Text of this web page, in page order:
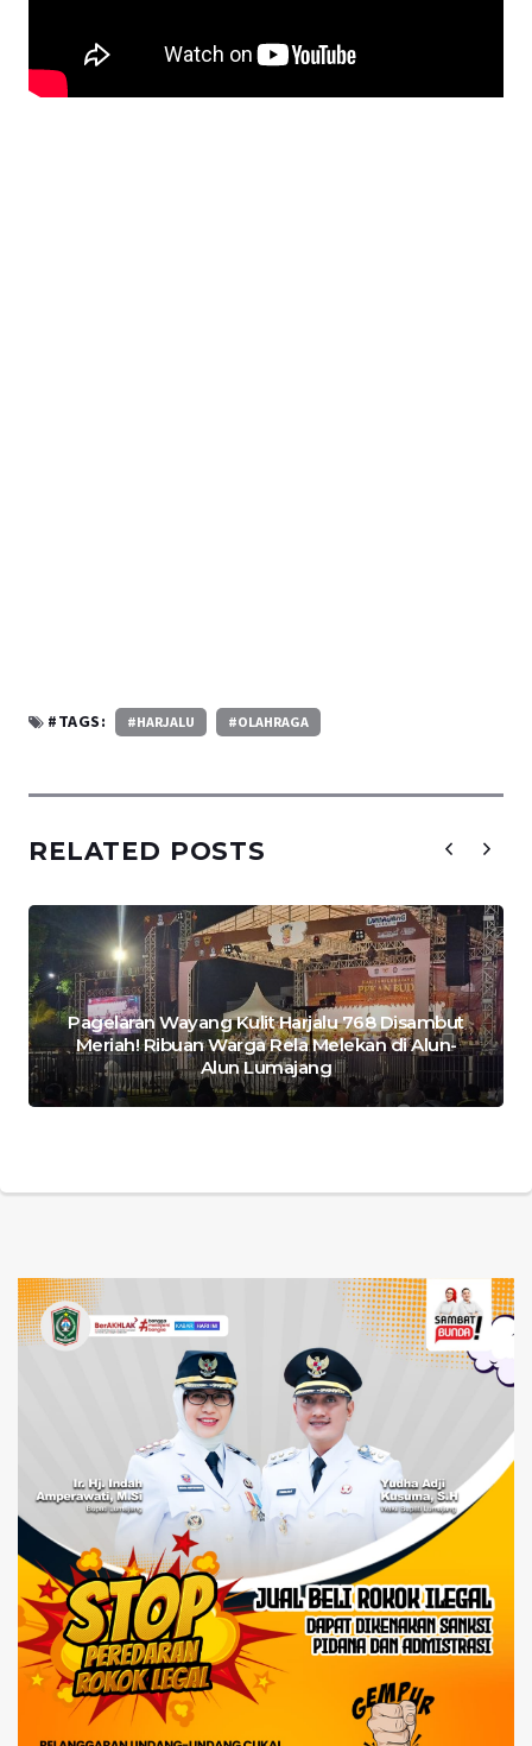
#TAGS: #HARJALU #OLAHRAGA
RELATED POSTS
Pagelaran Wayang Kulit Harjalu 768 Disambut
Meriah! Ribuan Warga Rela Melekan di Alun-
Alun Lumajang